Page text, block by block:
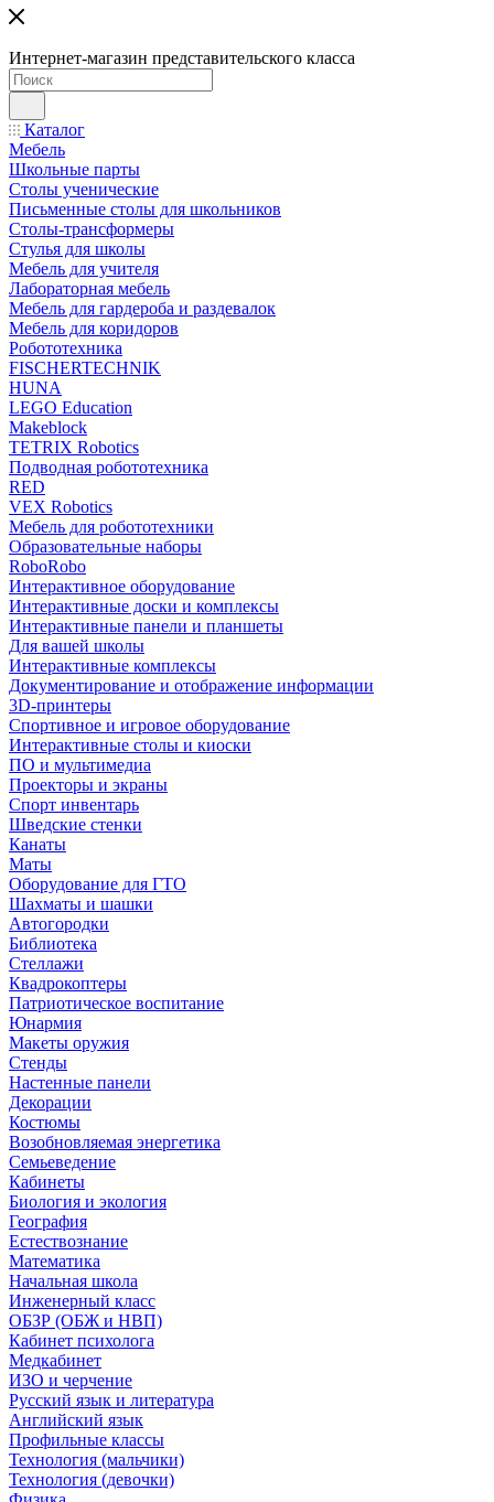
Интернет-магазин представительского класса
Каталог
Мебель
Школьные парты
Столы ученические
Письменные столы для школьников
Столы-трансформеры
Стулья для школы
Мебель для учителя
Лабораторная мебель
Мебель для гардероба и раздевалок
Мебель для коридоров
Робототехника
FISCHERTECHNIK
HUNA
LEGO Education
Makeblock
TETRIX Robotics
Подводная робототехника
RED
VEX Robotics
Мебель для робототехники
Образовательные наборы
RoboRobo
Интерактивное оборудование
Интерактивные доски и комплексы
Интерактивные панели и планшеты
Для вашей школы
Интерактивные комплексы
Документирование и отображение информации
3D-принтеры
Спортивное и игровое оборудование
Интерактивные столы и киоски
ПО и мультимедиа
Проекторы и экраны
Спорт инвентарь
Шведские стенки
Канаты
Маты
Оборудование для ГТО
Шахматы и шашки
Автогородки
Библиотека
Стеллажи
Квадрокоптеры
Патриотическое воспитание
Юнармия
Макеты оружия
Стенды
Настенные панели
Декорации
Костюмы
Возобновляемая энергетика
Семьеведение
Кабинеты
Биология и экология
География
Естествознание
Математика
Начальная школа
Инженерный класс
ОБЗР (ОБЖ и НВП)
Кабинет психолога
Медкабинет
ИЗО и черчение
Русский язык и литература
Английский язык
Профильные классы
Технология (мальчики)
Технология (девочки)